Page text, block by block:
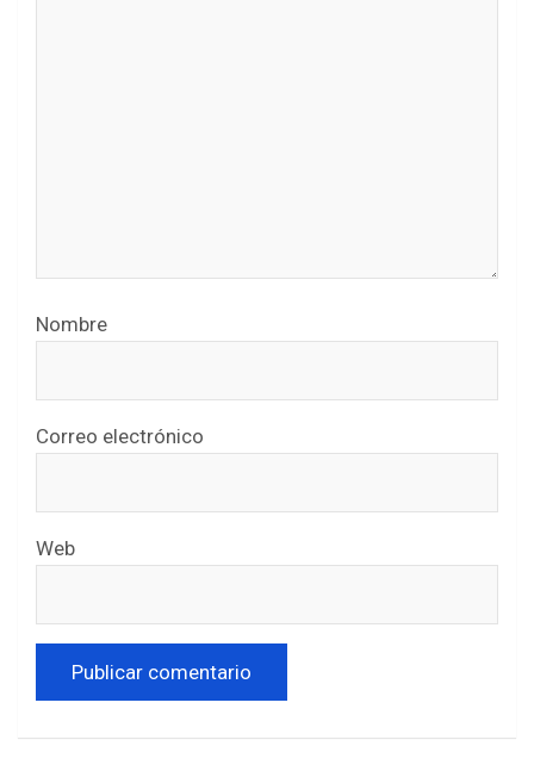
Nombre
Correo electrónico
Web